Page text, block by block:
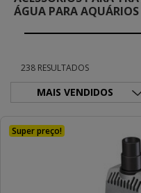
ÁGUA PARA AQUÁRIOS
238 RESULTADOS
Super preço!